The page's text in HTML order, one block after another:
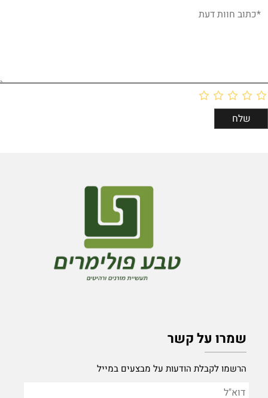
שמרו על קשר
הרשמו לקבלת הודעות על מבצעים במייל